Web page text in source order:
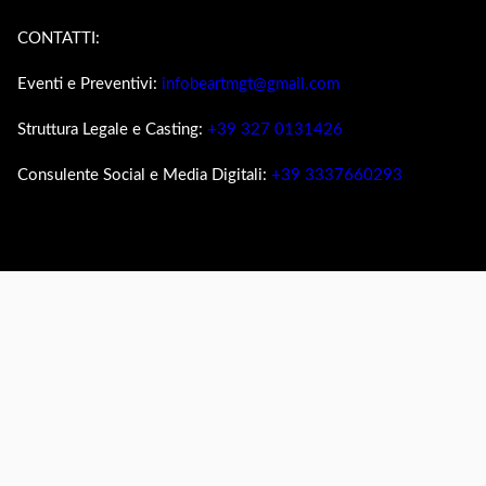
CONTATTI:
Eventi e Preventivi: infobeartmgt@gmail.com
Struttura Legale e Casting: +39 327 0131426
Consulente Social e Media Digitali: +39 3337660293